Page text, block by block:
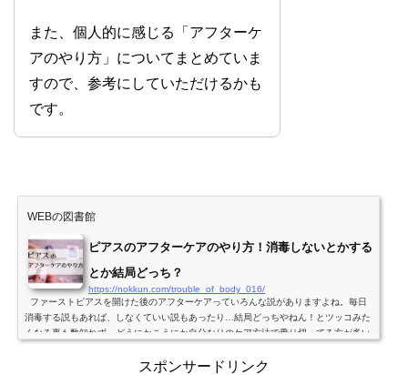
また、個人的に感じる「アフターケ
アのやり方」についてまとめていま
すので、参考にしていただけるかも
です。
WEBの図書館
ピアスのアフターケアのやり方！消毒しないとかする
とか結局どっち？
https://nokkun.com/trouble_of_body_016/
ファーストピアスを開けた後のアフターケアっていろんな説がありますよね。毎日
消毒する説もあれば、しなくていい説もあったり…結局どっちやねん！とツッコみた
くなる事も数知れず。どうにかこうにか自分なりのケア方法で乗り切ってる方が多い
スポンサードリンク